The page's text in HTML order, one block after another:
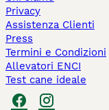
Privacy
Assistenza Clienti
Press
Termini e Condizioni
Allevatori ENCI
Test cane ideale